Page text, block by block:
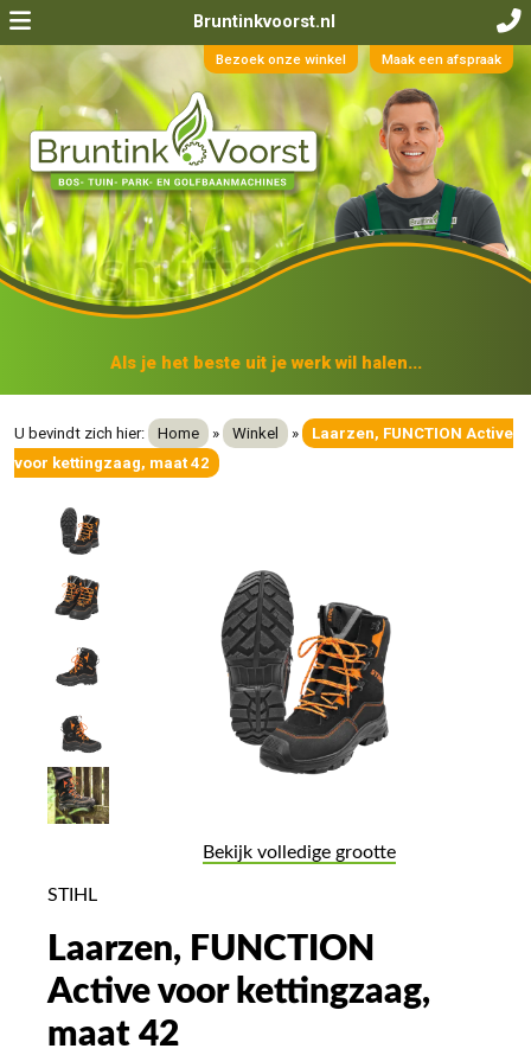
Bruntinkvoorst.nl
Bezoek onze winkel Maak een afspraak
Als je het beste uit je werk wil halen...
U bevindt zich hier: Home » Winkel »
Laarzen, FUNCTION Active
voor kettingzaag, maat 42
Bekijk volledige grootte
STIHL
Laarzen, FUNCTION
Active voor kettingzaag,
maat 42